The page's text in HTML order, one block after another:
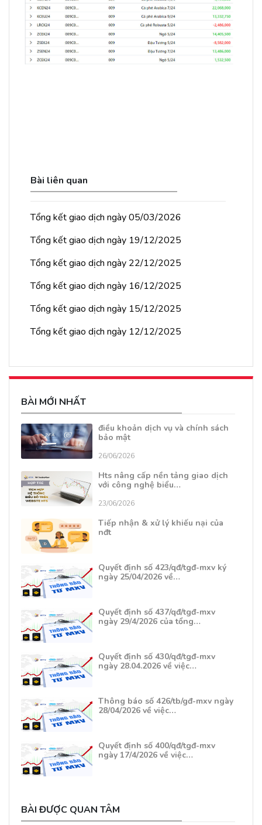
Bài liên quan
Tổng kết giao dịch ngày 05/03/2026
Tổng kết giao dịch ngày 19/12/2025
Tổng kết giao dịch ngày 22/12/2025
Tổng kết giao dịch ngày 16/12/2025
Tổng kết giao dịch ngày 15/12/2025
Tổng kết giao dịch ngày 12/12/2025
BÀI MỚI NHẤT
điều khoản dịch vụ và chính sách
bảo mật
26/06/2026
Hts nâng cấp nền tảng giao dịch
với công nghệ biểu…
23/06/2026
Tiếp nhận & xử lý khiếu nại của
nđt
Quyết định số 423/qđ/tgđ-mxv ký
ngày 25/04/2026 về…
Quyết định số 437/qđ/tgđ-mxv
ngày 29/4/2026 của tổng…
Quyết định số 430/qđ/tgđ-mxv
ngày 28.04.2026 về việc…
Thông báo số 426/tb/gđ-mxv ngày
28/04/2026 về việc…
Quyết định số 400/qđ/tgđ-mxv
ngày 17/4/2026 về việc…
BÀI ĐƯỢC QUAN TÂM